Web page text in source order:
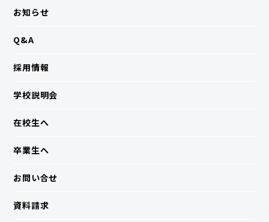
お知らせ
Q&A
採用情報
学校説明会
在校生へ
卒業生へ
お問い合せ
資料請求